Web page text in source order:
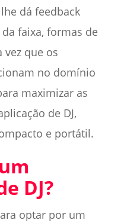
dá feedback
faixa, formas de
que os
no domínio
maximizar as
de DJ,
e portátil.
DJ?
optar por um